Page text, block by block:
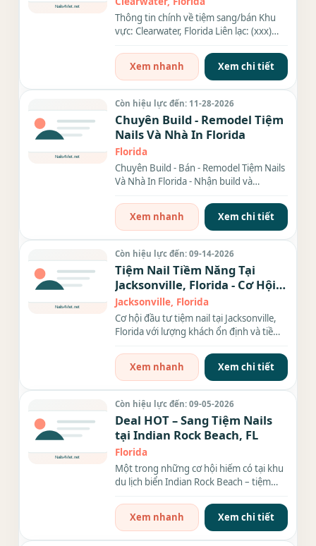
Thông tin chính về tiệm sang/bán Khu
vực: Clearwater, Florida Liên lạc: (xxx)
Xem nhanh
Xem chi tiết
Còn hiệu lực đến: 11-28-2026
Chuyên Build - Remodel Tiệm
Nails Và Nhà In Florida
Florida
Chuyên Build - Bán - Remodel Tiệm Nails
Và Nhà In Florida - Nhận build và
Xem nhanh
Xem chi tiết
Còn hiệu lực đến: 09-14-2026
Tiệm Nail Tiềm Năng Tại
Jacksonville, Florida - Cơ Hội
Đầu Tư Lợi Nhuận Cao!
Jacksonville, Florida
Cơ hội đầu tư tiệm nail tại Jacksonville,
Florida với lượng khách ổn định và tiềm
Xem nhanh
Xem chi tiết
Còn hiệu lực đến: 09-05-2026
Deal HOT – Sang Tiệm Nails
tại Indian Rock Beach, FL
Florida
Một trong những cơ hội hiếm có tại khu
du lịch biển Indian Rock Beach – tiệm
Xem nhanh
Xem chi tiết